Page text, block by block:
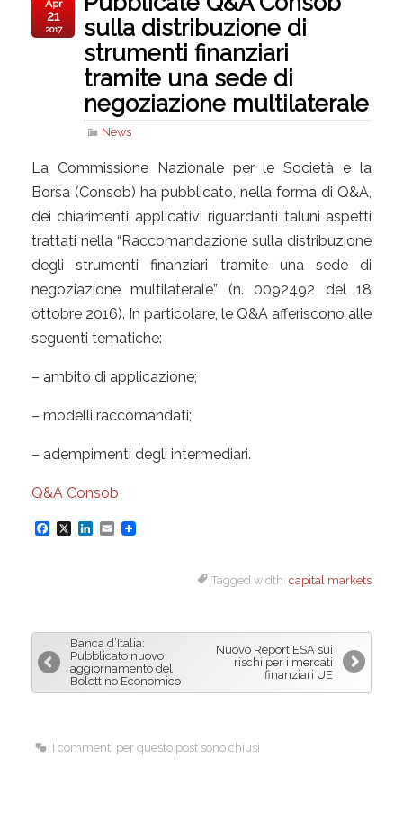
sulla distribuzione di
strumenti finanziari
tramite una sede di
negoziazione multilaterale
News
Apr
21
2017
La Commissione Nazionale per le Società e la
Borsa (Consob) ha pubblicato, nella forma di Q&A,
dei chiarimenti applicativi riguardanti taluni aspetti
trattati nella “Raccomandazione sulla distribuzione
degli strumenti finanziari tramite una sede di
negoziazione multilaterale” (n. 0092492 del 18
ottobre 2016). In particolare, le Q&A afferiscono alle
seguenti tematiche:
– ambito di applicazione;
– modelli raccomandati;
– adempimenti degli intermediari.
Q&A Consob
F
b
o
o
X
L
e
d
I
E
l
Tagged width: capital markets
Banca d’Italia:
Pubblicato nuovo
aggiornamento del
Bolettino Economico
Nuovo Report ESA sui
rischi per i mercati
finanziari UE
I commenti per questo post sono chiusi